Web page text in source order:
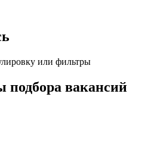
или фильтры
вакансий